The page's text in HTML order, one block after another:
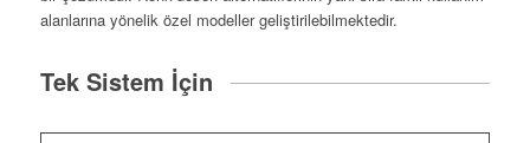
alanlarına yönelik özel modeller geliştirilebilmektedir.
Tek Sistem İçin